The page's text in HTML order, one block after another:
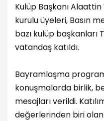
Kulüp Başkanı
kurulu üyeleri, Basın
bazı kulüp
vatandaş katıldı.
Bayramlaşma
konuşmalarda birlik,
mesajları verildi.
değerlerinden biri